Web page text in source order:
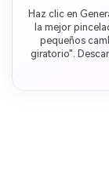
Haz clic en
la mejor
pequeños
giratorio".